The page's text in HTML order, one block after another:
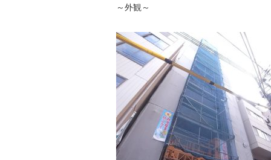
～外観～